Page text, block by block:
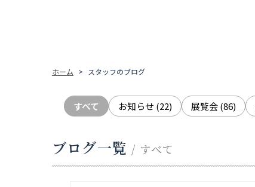
ホーム スタッフのブログ
すべて お知らせ (22) 展覧会(86)
ブログ一覧 / すべて